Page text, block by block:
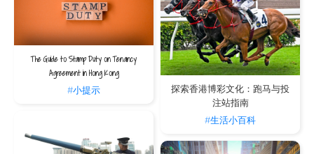
探索香港博彩文化：跑马与投
注站指南
#生活小百科
The Guide to Stamp Duty on Tenancy
Agreement in Hong Kong
#小提示